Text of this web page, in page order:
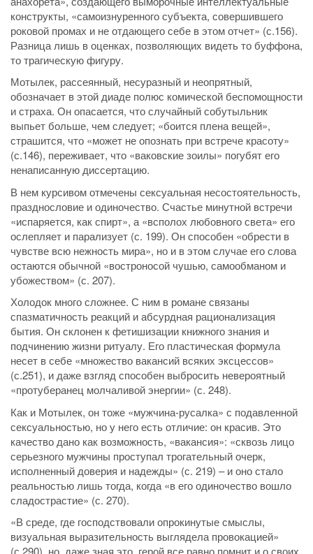
конструкты, «самоизнуренного субъекта, совершившего
роковой промах и не отдающего себе в этом отчет» (с.156).
Разница лишь в оценках, позволяющих видеть то буффона,
то трагическую фигуру.
Мотылек, рассеянный, несуразный и неопрятный,
обозначает в этой диаде полюс комической беспомощности
и страха. Он опасается, что случайный собутыльник
выпьет больше, чем следует; «боится плена вещей»,
страшится, что «может не опознать при встрече красоту»
(с.146), переживает, что «ваковские зоилы» погубят его
ненаписанную диссертацию.
В нем курсивом отмечены сексуальная несостоятельность,
празднословие и одиночество. Счастье минутной встречи
«испаряется, как спирт», а «всполох любовного света» его
ослепляет и парализует (с. 199). Он способен «обрести в
чувстве всю нежность мира», но и в этом случае его слова
остаются обычной «востроносой чушью, самообманом и
убожеством» (с. 207).
Холодок много сложнее. С ним в романе связаны
спазматичность реакций и абсурдная рационализация
бытия. Он склонен к фетишизации книжного знания и
подчинению жизни ритуалу. Его пластическая формула
несет в себе «множество вакансий всяких эксцессов»
(с.251), и даже взгляд способен выбросить невероятный
«протуберанец молчаливой энергии» (с. 248).
Как и Мотылек, он тоже «мужчина-русалка» с подавленной
сексуальностью, но у него есть отличие: он красив. Это
качество дано как возможность, «вакансия»: «сквозь лицо
серьезного мужчины проступал трогательный очерк,
исполненный доверия и надежды» (с. 219) – и оно стало
реальностью лишь тогда, когда «в его одиночество вошло
сладострастие» (с. 270).
«В среде, где господствовали опрокинутые смыслы,
визуальная выразительность выглядела провокацией»